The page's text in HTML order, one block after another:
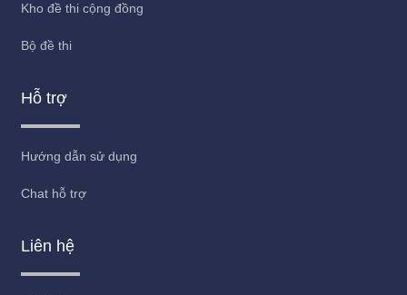
Kho đề thi cộng đồng
Bộ đề thi
Hỗ trợ
Hướng dẫn sử dụng
Chat hỗ trợ
Liên hệ